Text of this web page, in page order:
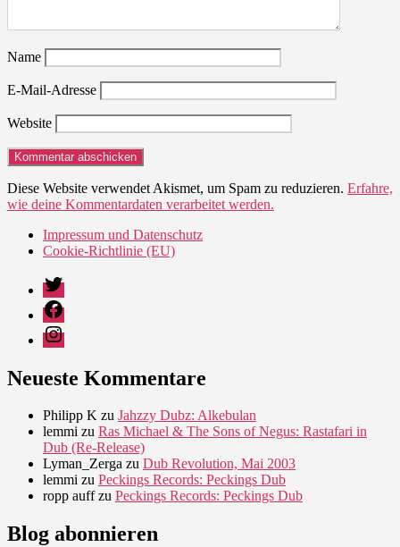
Name
E-Mail-Adresse
Website
Diese Website verwendet Akismet, um Spam zu reduzieren. Erfahre,
wie deine Kommentardaten verarbeitet werden.
Impressum und Datenschutz
Cookie-Richtlinie (EU)
Twitter
Facebook
Instagram
Neueste Kommentare
Philipp K zu Jahzzy Dubz: Alkebulan
lemmi zu Ras Michael & The Sons of Negus: Rastafari in
Dub (Re-Release)
Lyman_Zerga zu Dub Revolution, Mai 2003
lemmi zu Peckings Records: Peckings Dub
ropp auffzu Peckings Records: Peckings Dub
Blog abonnieren